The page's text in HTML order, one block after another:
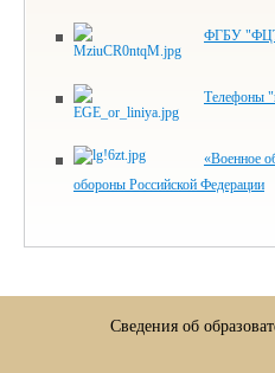
ФГБУ
Телефоны
«Военное
обороны Российской Федерации
Сведения об